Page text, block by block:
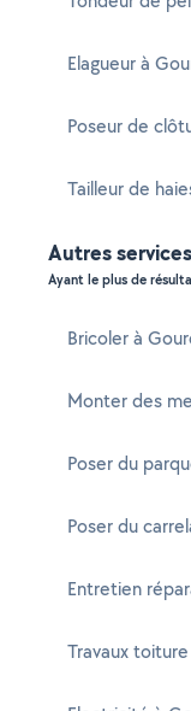
Elagueur à
Poseur de
Tailleur de
Autres
Ayant le plus de
Bricoler à
Monter des
Poser du
Poser du
Entretien
Travaux